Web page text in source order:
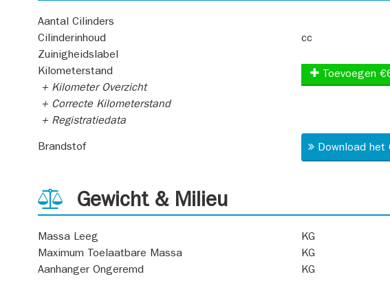
Aantal Cilinders
Cilinderinhoud
cc
Zuinigheidslabel
Kilometerstand
+ Kilometer Overzicht
+ Correcte Kilometerstand
+ Registratiedata
Toevoegen
Brandstof Download
Gewicht & Milieu
Massa Leeg
KG
Maximum Toelaatbare Massa
KG
Aanhanger Ongeremd
KG